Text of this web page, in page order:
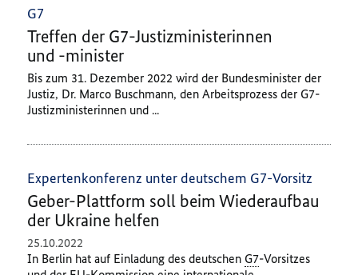
G7
Treffen der G7-Justizministerinnen
und -minister
Bis zum 31. Dezember 2022 wird der Bundesminister der
Justiz, Dr. Marco Buschmann, den Arbeitsprozess der G7-
Justizministerinnen und ...
Expertenkonferenz unter deutschem G7-Vorsitz
Geber-Plattform soll beim Wiederaufbau
der Ukraine helfen
25.10.2022
In Berlin hat auf Einladung des deutschen G7-Vorsitzes